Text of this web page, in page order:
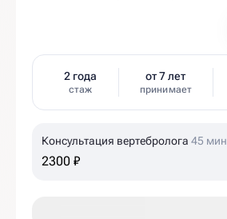
2 года
стаж
от 7 лет
принимает
Консультация вертебролога 45 мин
2300 ₽